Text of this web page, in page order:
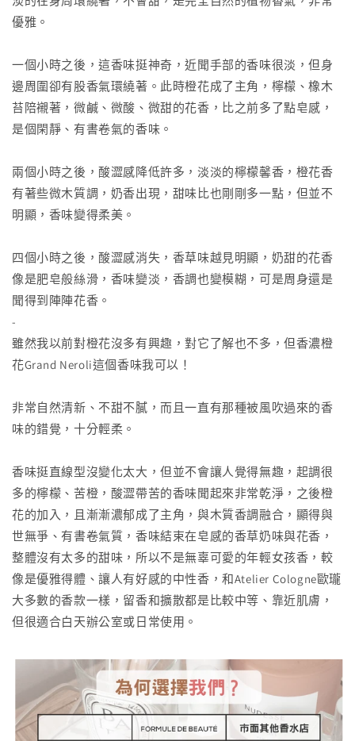
優雅。
一個小時之後，這香味挺神奇，近聞手部的香味很淡，但身
邊周圍卻有股香氣環繞著。此時橙花成了主角，檸檬、橡木
苔陪襯著，微鹹、微酸、微甜的花香，比之前多了點皂感，
是個閑靜、有書卷氣的香味。
兩個小時之後，酸澀感降低許多，淡淡的檸檬馨香，橙花香
有著些微木質調，奶香出現，甜味比也剛剛多一點，但並不
明顯，香味變得柔美。
四個小時之後，酸澀感消失，香草味越見明顯，奶甜的花香
像是肥皂般絲滑，香味變淡，香調也變模糊，可是周身還是
聞得到陣陣花香。
-
雖然我以前對橙花沒多有興趣，對它了解也不多，但香濃橙
花Grand Neroli這個香味我可以！
非常自然清新、不甜不膩，而且一直有那種被風吹過來的香
味的錯覺，十分輕柔。
香味挺直線型沒變化太大，但並不會讓人覺得無趣，起調很
多的檸檬、苦橙，酸澀帶苦的香味聞起來非常乾淨，之後橙
花的加入，且漸漸濃郁成了主角，與木質香調融合，顯得與
世無爭、有書卷氣質，香味結束在皂感的香草奶味與花香，
整體沒有太多的甜味，所以不是無辜可愛的年輕女孩香，較
像是優雅得體、讓人有好感的中性香，和Atelier Cologne歐瓏
大多數的香款一樣，留香和擴散都是比較中等、靠近肌膚，
但很適合白天辦公室或日常使用。